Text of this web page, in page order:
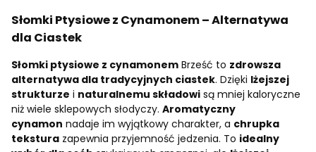
Słomki Ptysiowe z Cynamonem – Alternatywa
dla Ciastek
Słomki ptysiowe z cynamonem Brześć to zdrowsza
alternatywa dla tradycyjnych ciastek. Dzięki lżejszej
strukturze i naturalnemu składowi są mniej kaloryczne
niż wiele sklepowych słodyczy. Aromatyczny
cynamon nadaje im wyjątkowy charakter, a chrupka
tekstura zapewnia przyjemność jedzenia. To idealny